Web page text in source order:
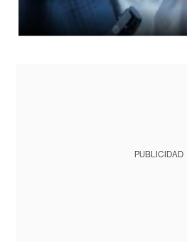
PUBLICIDAD